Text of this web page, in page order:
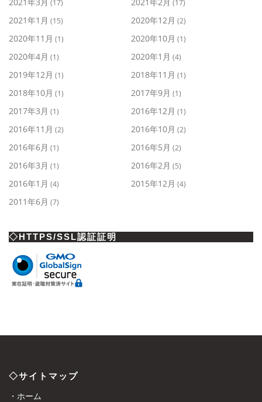
(17) (17)
2021年1月 (15) 2020年12月 (2)
2020年11月 (1) 2020年10月 (1)
2020年4月 (1) 2020年1月 (4)
2019年12月 (1) 2018年11月 (1)
2018年10月 (1) 2017年9月 (1)
2017年3月 (1) 2016年12月 (1)
2016年11月 (2) 2016年10月 (2)
2016年6月 (1) 2016年5月 (2)
2016年3月 (1) 2016年2月 (5)
2016年1月 (4) 2015年12月 (4)
2011年6月 (7)
◇HTTPS/SSL認証証明
◇サイトマップ
・ホーム